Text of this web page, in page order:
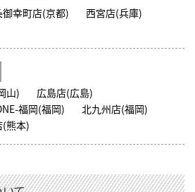
御幸町店(京都)
西宮店(兵庫)
山)
広島店(広島)
福岡(福岡)
北九州店(福岡)
熊本)